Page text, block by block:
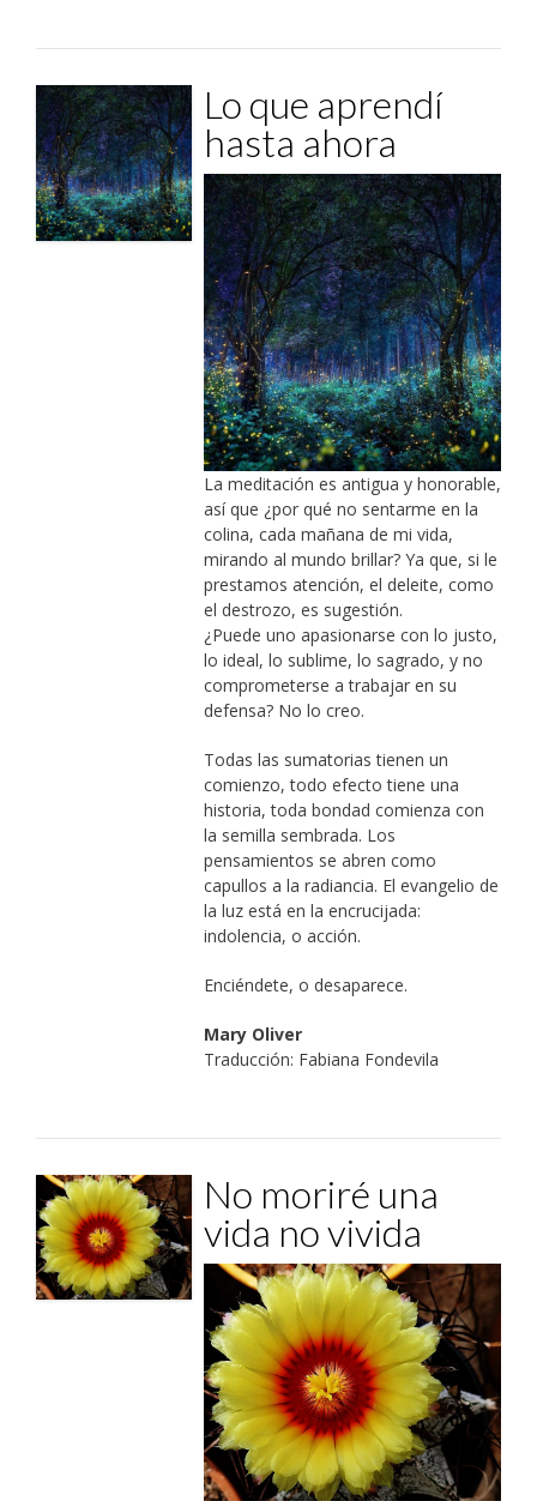
Lo que aprendí
hasta ahora
La meditación es antigua y honorable,
así que ¿por qué no sentarme en la
colina, cada mañana de mi vida,
mirando al mundo brillar? Ya que, si le
prestamos atención, el deleite, como
el destrozo, es sugestión.
¿Puede uno apasionarse con lo justo,
lo ideal, lo sublime, lo sagrado, y no
comprometerse a trabajar en su
defensa? No lo creo.
Todas las sumatorias tienen un
comienzo, todo efecto tiene una
historia, toda bondad comienza con
la semilla sembrada. Los
pensamientos se abren como
capullos a la radiancia. El evangelio de
la luz está en la encrucijada:
indolencia, o acción.
Enciéndete, o desaparece.
Mary Oliver
Traducción: Fabiana Fondevila
No moriré una
vida no vivida